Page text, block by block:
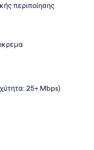
περιποίησης
25+ Mbps)